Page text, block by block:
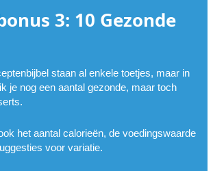
3: 10 Gezonde
staan al enkele toetjes, maar in
je nog een aantal gezonde, maar toch
het aantal calorieën, de voedingswaarde
voor variatie.